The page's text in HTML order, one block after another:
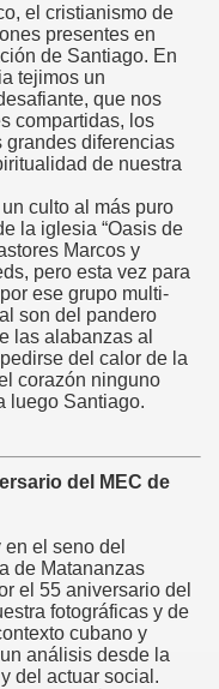
el cristianismo de
presentes en
de Santiago. En
tejimos un
que nos
compartidas, los
grandes diferencias
de nuestra
culto al más puro
la iglesia “Oasis de
Marcos y
pero esta vez para
ese grupo multi-
son del pandero
las alabanzas al
del calor de la
corazón ninguno
luego Santiago.
del MEC de
el seno del
de Matananzas
el 55 aniversario del
fotográficas y de
cubano y
análisis desde la
del actuar social.